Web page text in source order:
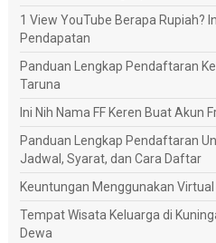
1 View YouTube Berapa Rupiah?
Pendapatan
Panduan Lengkap Pendaftaran
Taruna
Ini Nih Nama FF Keren Buat Akun
Panduan Lengkap Pendaftaran
Jadwal, Syarat, dan Cara Daftar
Keuntungan Menggunakan
Tempat Wisata Keluarga di
Dewa